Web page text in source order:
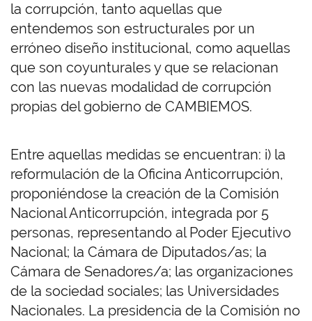
la corrupción, tanto aquellas que
entendemos son estructurales por un
erróneo diseño institucional, como aquellas
que son coyunturales y que se relacionan
con las nuevas modalidad de corrupción
propias del gobierno de CAMBIEMOS.
Entre aquellas medidas se encuentran: i) la
reformulación de la Oficina Anticorrupción,
proponiéndose la creación de la Comisión
Nacional Anticorrupción, integrada por 5
personas, representando al Poder Ejecutivo
Nacional; la Cámara de Diputados/as; la
Cámara de Senadores/a; las organizaciones
de la sociedad sociales; las Universidades
Nacionales. La presidencia de la Comisión no